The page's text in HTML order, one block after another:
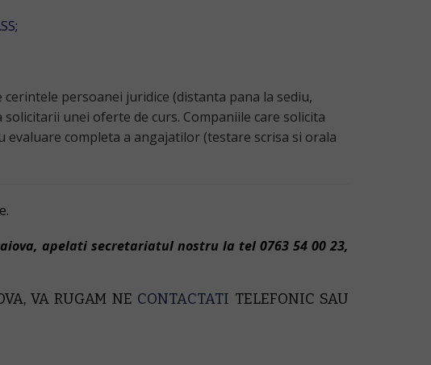
persoanei juridice (distanta pana la sediu,
unei oferte de curs. Companiile care solicita
completa a angajatilor (testare scrisa si orala
apelati secretariatul nostru la tel 0763 54 00 23,
VA RUGAM NE CONTACTATI TELEFONIC SAU